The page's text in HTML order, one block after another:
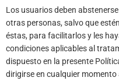
Los usuarios deben
otras personas, salvo que
éstas, para facilitarlos y les
condiciones aplicables al
dispuesto en la presente
dirigirse en cualquier